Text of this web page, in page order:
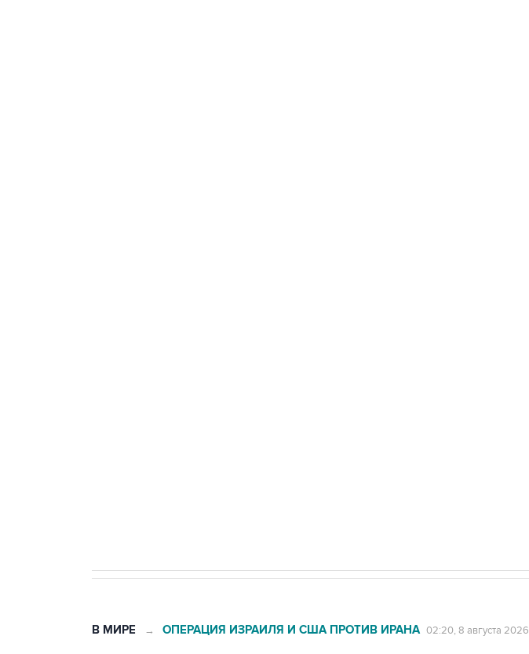
В МИРЕ → ОПЕРАЦИЯ ИЗРАИЛЯ И США ПРОТИВ ИРАНА 02:20, 8 августа 2026